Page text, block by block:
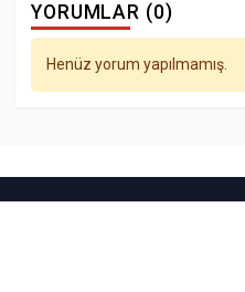
YORUMLAR (0)
Henüz yorum yapılmamış.